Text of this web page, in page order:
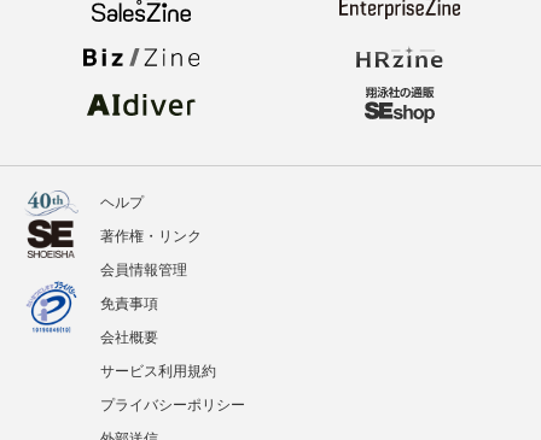
ヘルプ
著作権・リンク
会員情報管理
免責事項
会社概要
サービス利用規約
プライバシーポリシー